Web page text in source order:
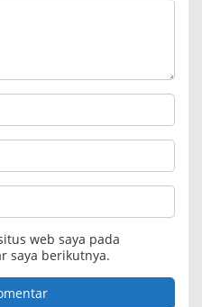
web saya pada
saya berikutnya.